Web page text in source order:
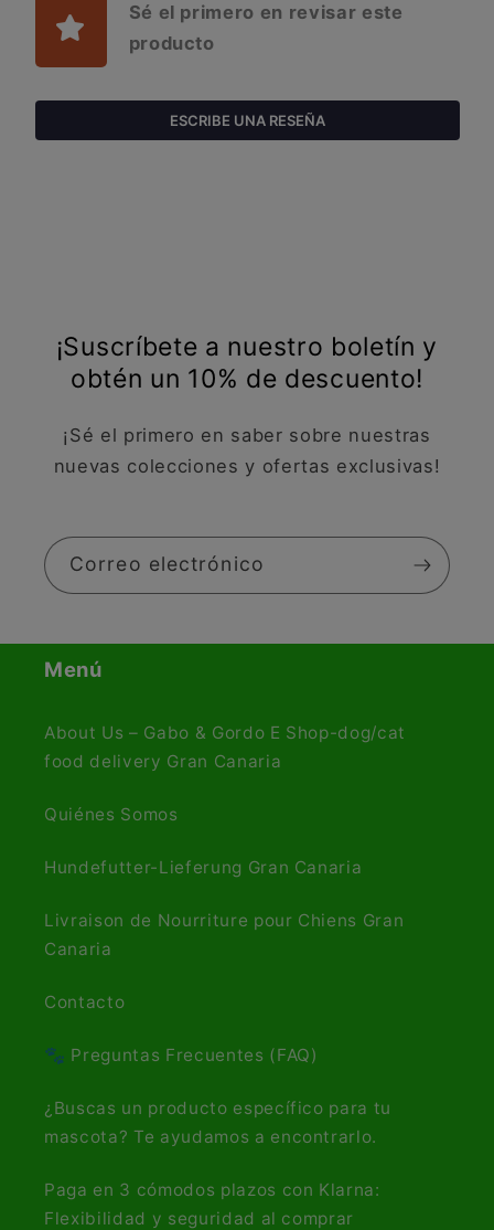
Sé el primero en revisar este
producto
ESCRIBE UNA RESEÑA
¡Suscríbete a nuestro boletín y
obtén un 10% de descuento!
¡Sé el primero en saber sobre nuestras
nuevas colecciones y ofertas exclusivas!
Correo electrónico
Menú
About Us – Gabo & Gordo E Shop-dog/cat
food delivery Gran Canaria
Quiénes Somos
Hundefutter-Lieferung Gran Canaria
Livraison de Nourriture pour Chiens Gran
Canaria
Contacto
🐾 Preguntas Frecuentes (FAQ)
¿Buscas un producto específico para tu
mascota? Te ayudamos a encontrarlo.
Paga en 3 cómodos plazos con Klarna:
Flexibilidad y seguridad al comprar